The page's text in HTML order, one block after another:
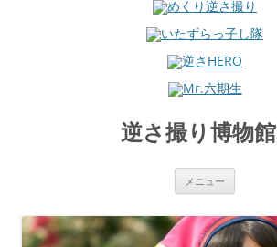
プ
逆さ撮り博物
メニュー